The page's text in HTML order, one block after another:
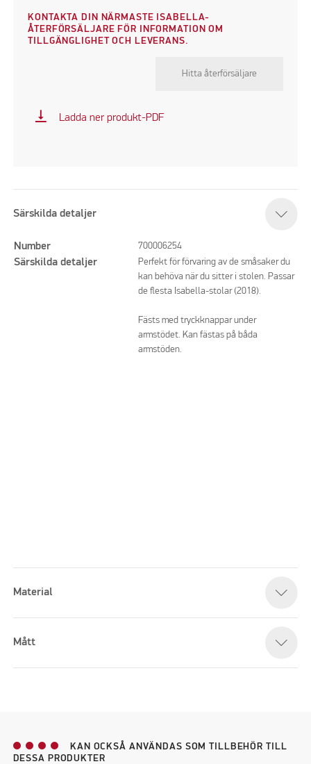
KONTAKTA DIN NÄRMASTE ISABELLA-
ÅTERFÖRSÄLJARE FÖR INFORMATION OM
TILLGÄNGLIGHET OCH LEVERANS.
Hitta återförsäljare
vertical_align_bottom Ladda ner produkt-PDF
Särskilda detaljer
Number 700006254
Särskilda detaljer
Perfekt för förvaring av de småsaker du
kan behöva när du sitter i stolen. Passar
de flesta Isabella-stolar (2018).
Fästs med tryckknappar under
armstödet. Kan fästas på båda
armstöden.
Please accept marketing cookies to watch this video
Material
Mått
KAN OCKSÅ ANVÄNDAS SOM TILLBEHÖR TILL
DESSA PRODUKTER